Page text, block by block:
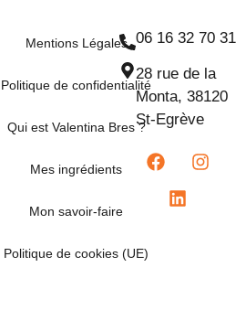
Mentions Légales
Politique de confidentialité
Qui est Valentina Bres ?
Mes ingrédients
Mon savoir-faire
Politique de cookies (UE)
06 16 32 70 31
28 rue de la
Monta, 38120
St-Egrève